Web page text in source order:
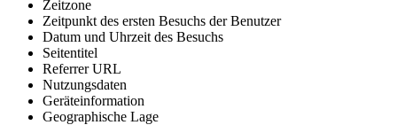
Zeitzone
Zeitpunkt des ersten Besuchs der Benutzer
Datum und Uhrzeit des Besuchs
Seitentitel
Referrer URL
Nutzungsdaten
Geräteinformation
Geographische Lage